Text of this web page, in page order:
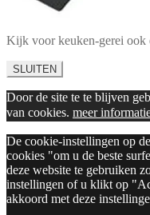
Kijk voor keuken-gerei ook
SLUITEN
Door de site te te blijven
van cookies. meer
De cookie-instellingen op
cookies "om u de beste
deze website te gebruiken
instellingen of u klikt op
akkoord met deze